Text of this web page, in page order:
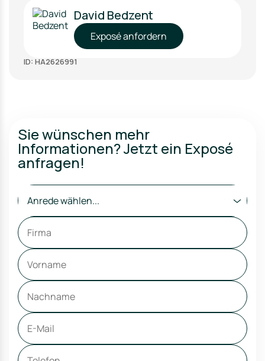
David Bedzent
Exposé anfordern
ID: HA2626991
Sie wünschen mehr
Informationen? Jetzt ein Exposé
anfragen!
Anrede wählen...